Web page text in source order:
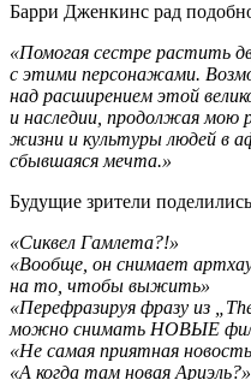
Барри Дженкинс рад
«Помогая сестре растить
с этими персонажами.
над расширением этой
и наследии, продолжая мою
жизни и культуры людей в
сбывшаяся мечта.»
Будущие зрители
«Сиквел Гамлета?!»
«Вообще, он снимает
на то, чтобы выжить»
«Перефразируя фразу из
можно снимать НОВЫЕ
«Не самая приятная
«А когда там новая Ариэль?»